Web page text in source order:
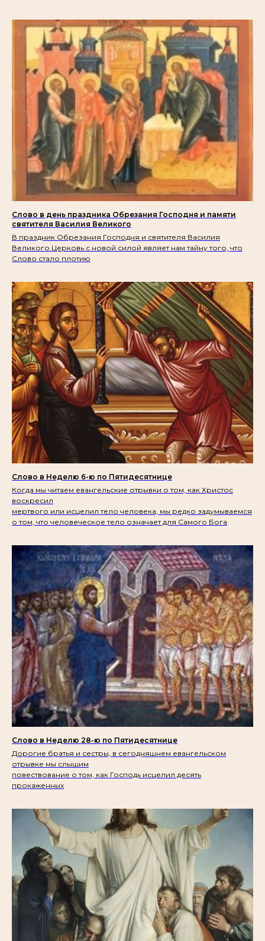
Слово в день праздника Обрезания Господня и памяти
святителя Василия Великого
В праздник Обрезания Господня и святителя Василия
Великого Церковь с новой силой являет нам тайну того, что
Слово стало плотию
Слово в Неделю 6-ю по Пятидесятнице
Когда мы читаем евангельские отрывки о том, как Христос
воскресил
мертвого или исцелил тело человека, мы редко задумываемся
о том, что человеческое тело означает для Самого Бога
Слово в Неделю 28-ю по Пятидесятнице
Дорогие братья и сестры, в сегодняшнем евангельском
отрывке мы слышим
повествование о том, как Господь исцелил десять
прокаженных